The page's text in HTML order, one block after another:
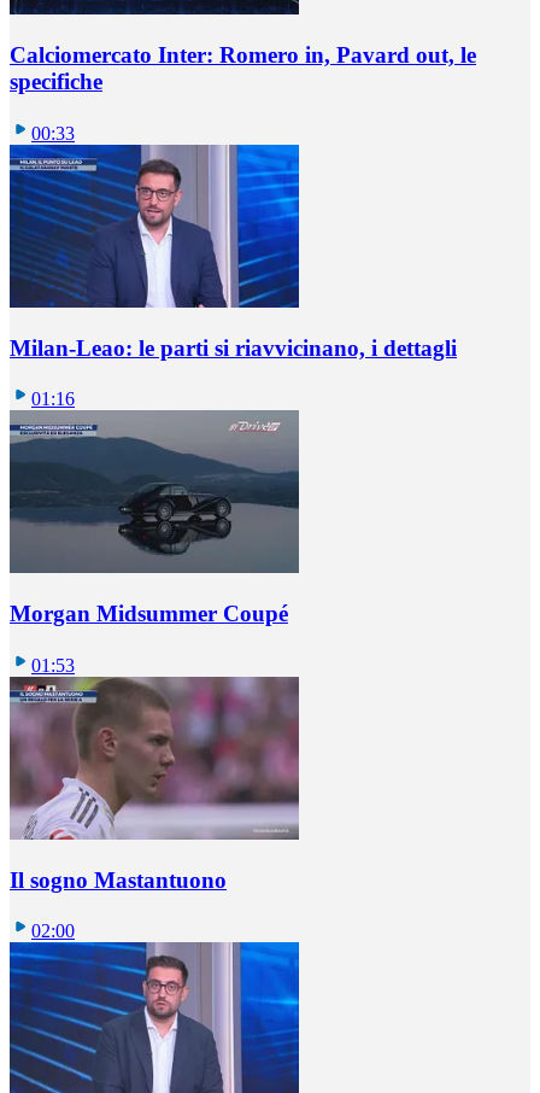
Calciomercato Inter: Romero in, Pavard out, le
specifiche
00:33
Milan-Leao: le parti si riavvicinano, i dettagli
01:16
Morgan Midsummer Coupé
01:53
Il sogno Mastantuono
02:00